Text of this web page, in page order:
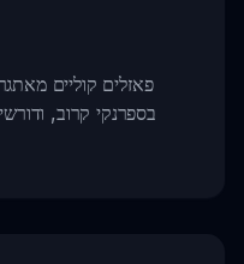
פאזלים קוליים
בספרנקי קרוב,